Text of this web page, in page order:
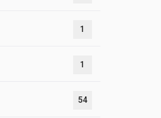
1
1
54